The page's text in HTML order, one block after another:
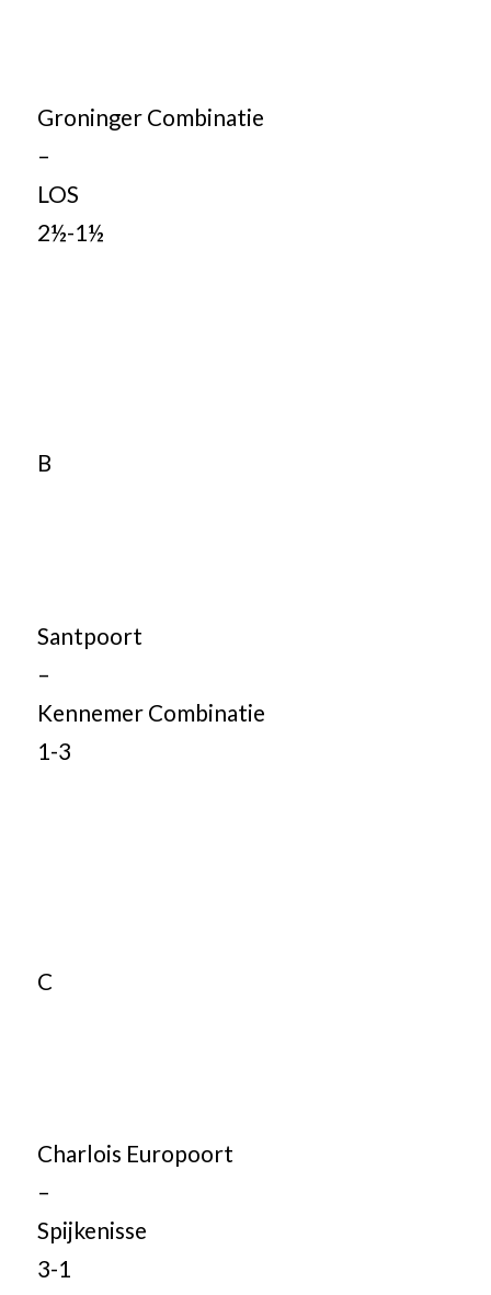
Groninger Combinatie
–
LOS
2½-1½
B
Santpoort
–
Kennemer Combinatie
1-3
C
Charlois Europoort
–
Spijkenisse
3-1